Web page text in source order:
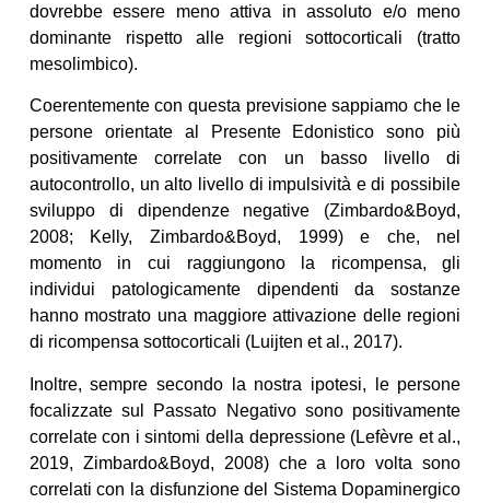
dovrebbe essere meno attiva in assoluto e/o meno
dominante rispetto alle regioni sottocorticali (tratto
mesolimbico).
Coerentemente con questa previsione sappiamo che le
persone orientate al Presente Edonistico sono più
positivamente correlate con un basso livello di
autocontrollo, un alto livello di impulsività e di possibile
sviluppo di dipendenze negative (Zimbardo&Boyd,
2008; Kelly, Zimbardo&Boyd, 1999) e che, nel
momento in cui raggiungono la ricompensa, gli
individui patologicamente dipendenti da sostanze
hanno mostrato una maggiore attivazione delle regioni
di ricompensa sottocorticali (Luijten et al., 2017).
Inoltre, sempre secondo la nostra ipotesi, le persone
focalizzate sul Passato Negativo sono positivamente
correlate con i sintomi della depressione (Lefèvre et al.,
2019, Zimbardo&Boyd, 2008) che a loro volta sono
correlati con la disfunzione del Sistema Dopaminergico